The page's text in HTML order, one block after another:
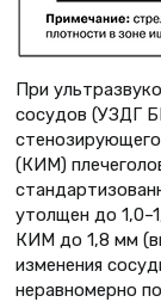
При
сосудов (УЗДГ
(КИМ)
утолщен до
КИМ до 1,8 мм
изменения
неравномерно